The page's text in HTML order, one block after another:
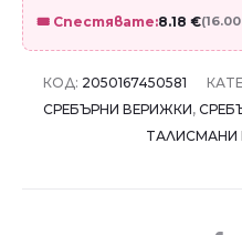
🎟️ Спестявате:8.18 €(16.00
КОД: 2050167450581
СРЕБЪРНИ ВЕРИЖКИ,
ТАЛИСМАНИ